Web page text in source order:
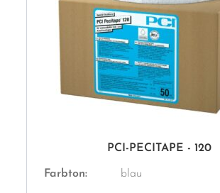
PCI-PECITAPE - 120
Farbton: blau